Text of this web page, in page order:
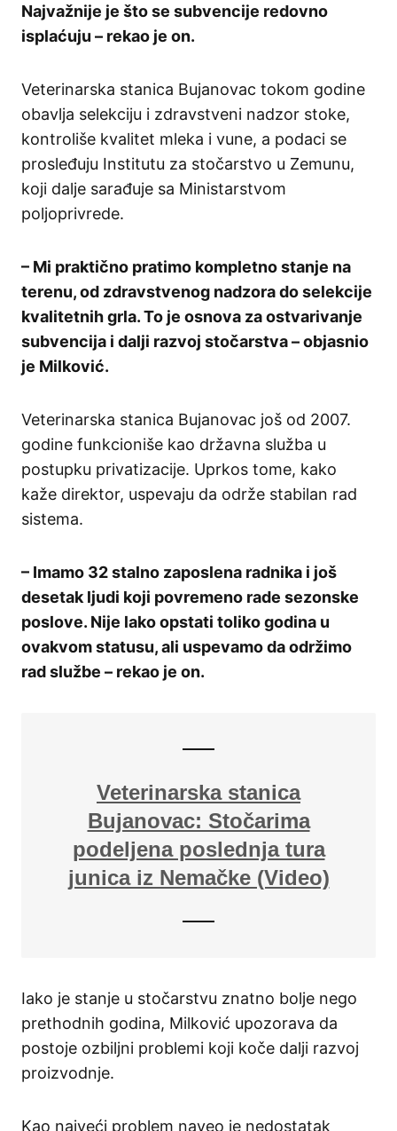
Najvažnije je što se subvencije redovno
isplaćuju – rekao je on.
Veterinarska stanica Bujanovac tokom godine
obavlja selekciju i zdravstveni nadzor stoke,
kontroliše kvalitet mleka i vune, a podaci se
prosleđuju Institutu za stočarstvo u Zemunu,
koji dalje sarađuje sa Ministarstvom
poljoprivrede.
– Mi praktično pratimo kompletno stanje na
terenu, od zdravstvenog nadzora do selekcije
kvalitetnih grla. To je osnova za ostvarivanje
subvencija i dalji razvoj stočarstva – objasnio
je Milković.
Veterinarska stanica Bujanovac još od 2007.
godine funkcioniše kao državna služba u
postupku privatizacije. Uprkos tome, kako
kaže direktor, uspevaju da održe stabilan rad
sistema.
– Imamo 32 stalno zaposlena radnika i još
desetak ljudi koji povremeno rade sezonske
poslove. Nije lako opstati toliko godina u
ovakvom statusu, ali uspevamo da održimo
rad službe – rekao je on.
Veterinarska stanica
Bujanovac: Stočarima
podeljena poslednja tura
junica iz Nemačke (Video)
Iako je stanje u stočarstvu znatno bolje nego
prethodnih godina, Milković upozorava da
postoje ozbiljni problemi koji koče dalji razvoj
proizvodnje.
Kao najveći problem naveo je nedostatak